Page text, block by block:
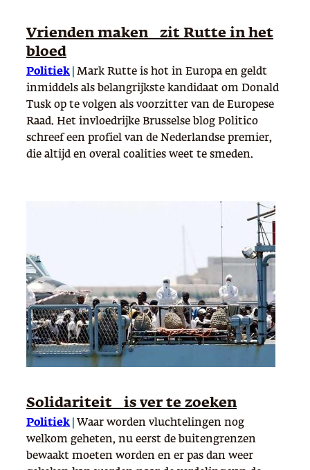
Vrienden maken zit Rutte in het
bloed
Politiek
Mark Rutte is hot in Europa en geldt
inmiddels als belangrijkste kandidaat om Donald
Tusk op te volgen als voorzitter van de Europese
Raad. Het invloedrijke Brusselse blog Politico
schreef een profiel van de Nederlandse premier,
die altijd en overal coalities weet te smeden.
Solidariteit is ver te zoeken
Politiek
Waar worden vluchtelingen nog
welkom geheten, nu eerst de buitengrenzen
bewaakt moeten worden en er pas dan weer